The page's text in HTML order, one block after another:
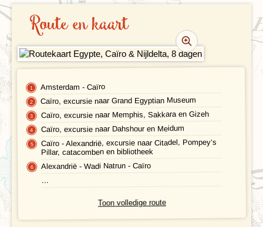
REISBESCHRIJVING
VERTREKDATA/PRIJS
REVIEWS
Accommodatie
Vliegreis
Vervoer
Excursies
FAQ
FOTO'S EN VIDEO
REIS BOEKEN
Route en kaart
Amsterdam - Caïro
Caïro, excursie naar Grand Egyptian Museum
Caïro, excursie naar Memphis, Sakkara en Gizeh
Caïro, excursie naar Dahshour en Meidum
Caïro - Alexandrië, excursie naar Citadel, Pompey’s
Pillar, catacomben en bibliotheek
Alexandrië - Wadi Natrun - Caïro
...
Toon volledige route